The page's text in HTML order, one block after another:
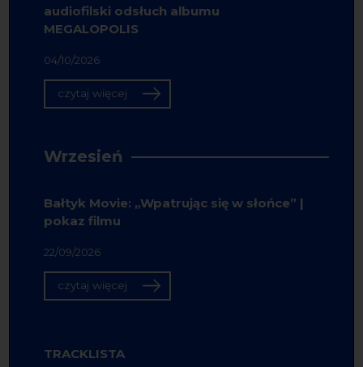
audiofilski odsłuch albumu
MEGALOPOLIS
04/10/2026
czytaj więcej
Wrzesień
Bałtyk Movie: „Wpatrując się w słońce” |
pokaz filmu
22/09/2026
czytaj więcej
TRACKLISTA